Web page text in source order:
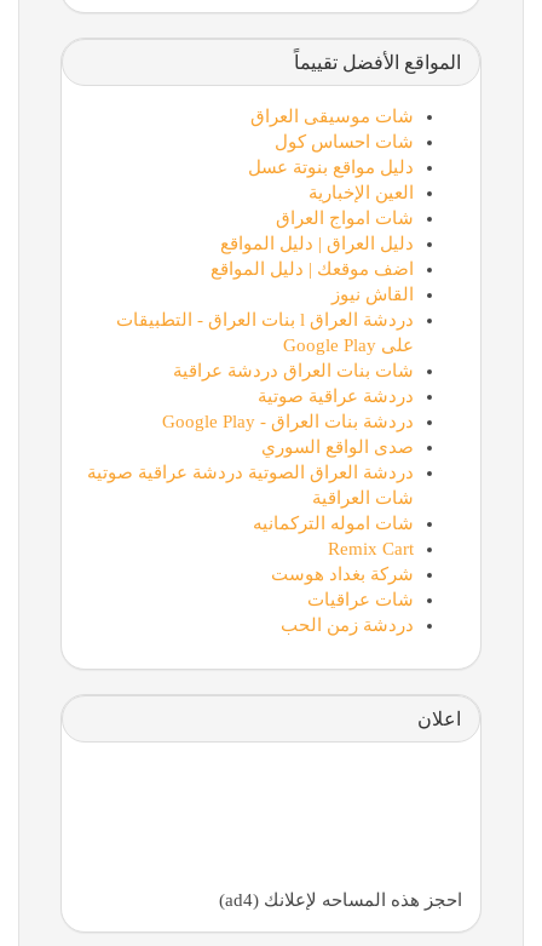
المواقع الأفضل تقييماً
شات موسيقى العراق
شات احساس كول
دليل مواقع بنوتة عسل
العين الإخبارية
شات امواج العراق
دليل العراق | دليل المواقع
اضف موقعك | دليل المواقع
القاش نيوز
دردشة العراق l بنات العراق - التطبيقات
على Google Play
شات بنات العراق دردشة عراقية
دردشة عراقية صوتية
دردشة بنات العراق - Google Play
صدى الواقع السوري
دردشة العراق الصوتية دردشة عراقية صوتية
شات العراقية
شات اموله التركمانيه
Remix Cart
شركة بغداد هوست
شات عراقيات
دردشة زمن الحب
اعلان
احجز هذه المساحه لإعلانك (ad4)